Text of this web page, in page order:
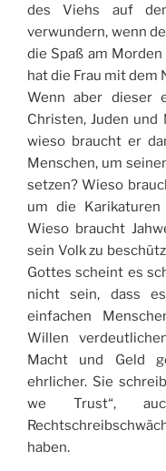
des Viehs auf
verwundern, wenn
die Spaß am
hat die Frau mit dem
Wenn aber dieser
Christen, Juden
wieso braucht er
Menschen, um
setzen? Wieso
um die Karikaturen
Wieso braucht
sein Volk zu
Gottes scheint es
nicht sein, dass
einfachen
Willen
Macht und Geld
ehrlicher. Sie
we Trust“,
haben.